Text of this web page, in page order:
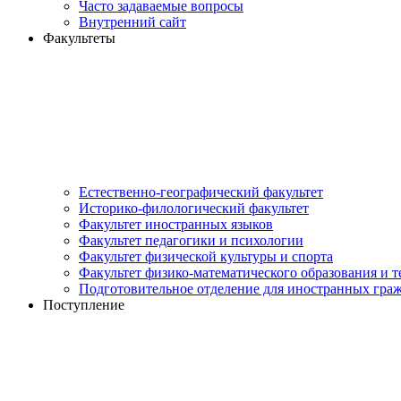
Часто задаваемые вопросы
Внутренний сайт
Факультеты
Естественно-географический факультет
Историко-филологический факультет
Факультет иностранных языков
Факультет педагогики и психологии
Факультет физической культуры и спорта
Факультет физико-математического образования и
Подготовительное отделение для иностранных
Поступление